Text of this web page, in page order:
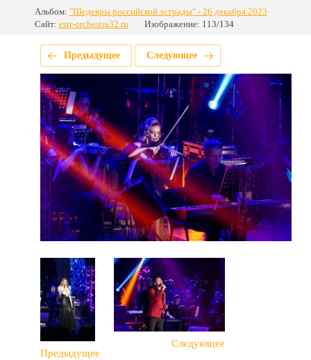
Альбом: "Шедевры российской эстрады" - 26 декабря 2023
Сайт: estr-orchestra32.ru Изображение: 113/134
Предыдущее Следующее
Предыдущее
Следующее